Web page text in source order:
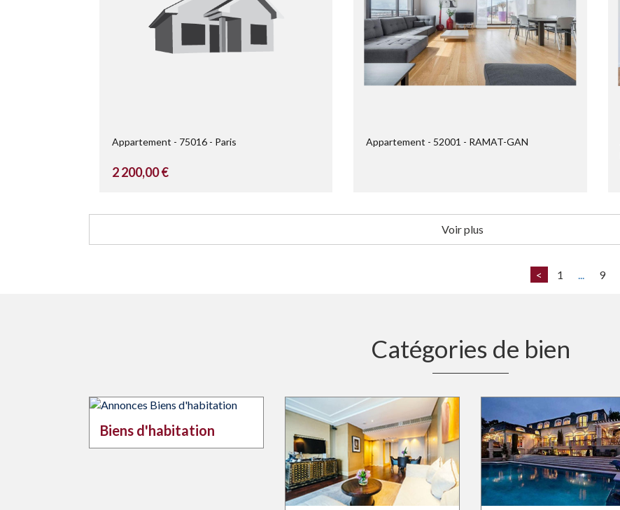
Appartement 75016 Paris
2 200,00 €
Appartement 52001 RAMAT-GAN
Voir plus
< 1 9
Catégories de bien
Biens d'habitation